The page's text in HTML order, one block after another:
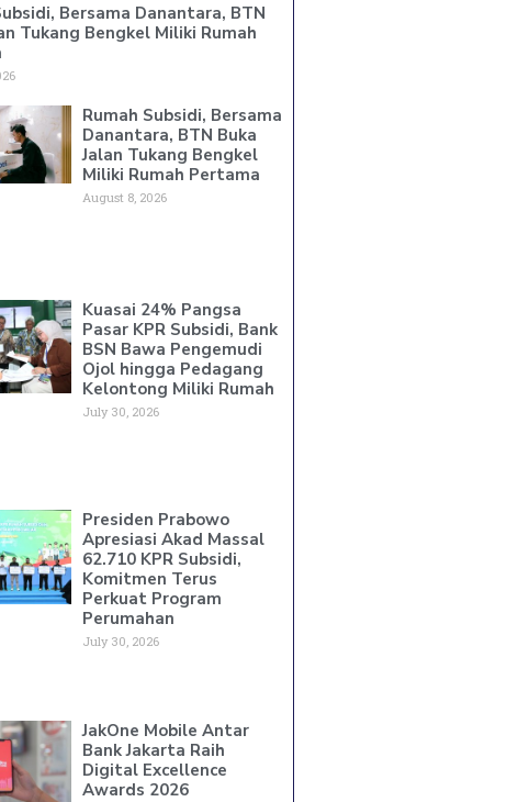
Bersama Danantara, BTN
Tukang Bengkel Miliki Rumah
Rumah Subsidi, Bersama
Danantara, BTN Buka
Jalan Tukang Bengkel
Miliki Rumah Pertama
August 8, 2026
Kuasai 24% Pangsa
Pasar KPR Subsidi, Bank
BSN Bawa Pengemudi
Ojol hingga Pedagang
Kelontong Miliki Rumah
July 30, 2026
Presiden Prabowo
Apresiasi Akad Massal
62.710 KPR Subsidi,
Komitmen Terus
Perkuat Program
Perumahan
July 30, 2026
JakOne Mobile Antar
Bank Jakarta Raih
Digital Excellence
Awards 2026